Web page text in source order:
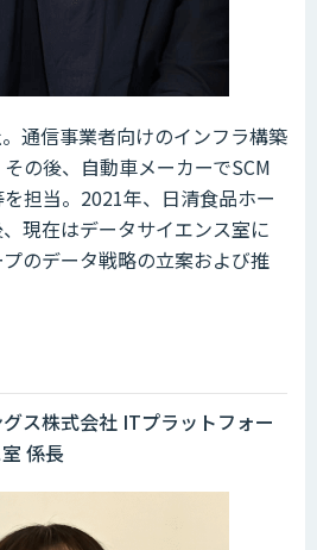
通信事業者向けのインフラ構築
の後、自動車メーカーでSCM
担当。2021年、日清食品ホー
現在はデータサイエンス室に
のデータ戦略の立案および推
ス株式会社 ITプラットフォー
係長